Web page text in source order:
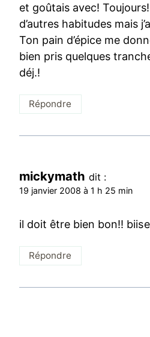
et goûtais avec!
d’autres habitudes mais
Ton pain d’épice me
bien pris quelques
déj.!
Répondre
mickymath dit :
19 janvier 2008 à 1 h 25 min
il doit être bien bon!!
Répondre